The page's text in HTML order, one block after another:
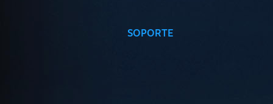
SOPORTE